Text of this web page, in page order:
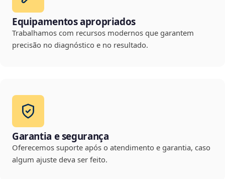
Equipamentos apropriados
Trabalhamos com recursos modernos que garantem
precisão no diagnóstico e no resultado.
Garantia e segurança
Oferecemos suporte após o atendimento e garantia, caso
algum ajuste deva ser feito.